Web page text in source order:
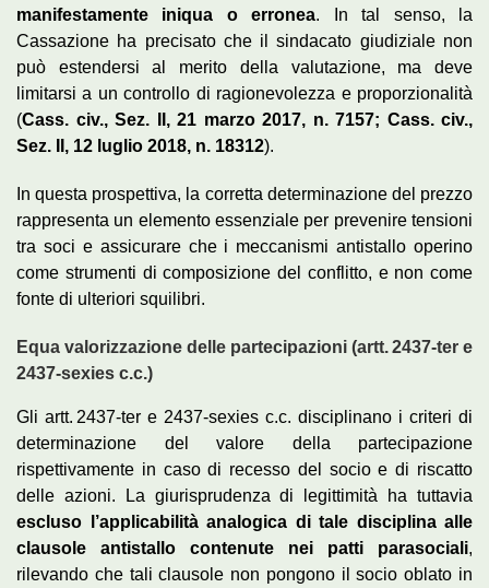
manifestamente iniqua o erronea. In tal senso, la
Cassazione ha precisato che il sindacato giudiziale non
può estendersi al merito della valutazione, ma deve
limitarsi a un controllo di ragionevolezza e proporzionalità
(Cass. civ., Sez. II, 21 marzo 2017, n. 7157; Cass. civ.,
Sez. II, 12 luglio 2018, n. 18312).
In questa prospettiva, la corretta determinazione del prezzo
rappresenta un elemento essenziale per prevenire tensioni
tra soci e assicurare che i meccanismi antistallo operino
come strumenti di composizione del conflitto, e non come
fonte di ulteriori squilibri.
Equa valorizzazione delle partecipazioni (artt. 2437-ter e
2437-sexies c.c.)
Gli artt. 2437-ter e 2437-sexies c.c. disciplinano i criteri di
determinazione del valore della partecipazione
rispettivamente in caso di recesso del socio e di riscatto
delle azioni. La giurisprudenza di legittimità ha tuttavia
escluso l’applicabilità analogica di tale disciplina alle
clausole antistallo contenute nei patti parasociali,
rilevando che tali clausole non pongono il socio oblato in